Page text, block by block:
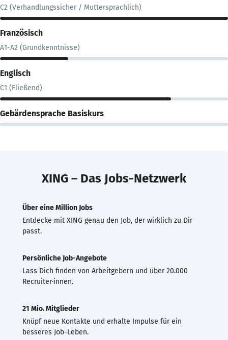
C2 (Verhandlungssicher / Muttersprachlich)
Französisch
A1-A2 (Grundkenntnisse)
Englisch
C1 (Fließend)
Gebärdensprache Basiskurs
XING – Das Jobs-Netzwerk
Über eine Million Jobs
Entdecke mit XING genau den Job, der wirklich zu Dir
passt.
Persönliche Job-Angebote
Lass Dich finden von Arbeitgebern und über 20.000
Recruiter·innen.
21 Mio. Mitglieder
Knüpf neue Kontakte und erhalte Impulse für ein
besseres Job-Leben.